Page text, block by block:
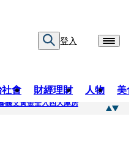
登入
會 財經理財 人物 美
義父黃金全入四大庫房